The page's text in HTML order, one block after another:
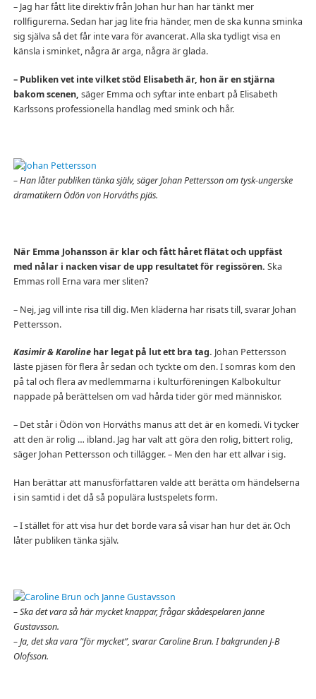
– Jag har fått lite direktiv från Johan hur han har tänkt mer
rollfigurerna. Sedan har jag lite fria händer, men de ska kunna sminka
sig själva så det får inte vara för avancerat. Alla ska tydligt visa en
känsla i sminket, några är arga, några är glada.
– Publiken vet inte vilket stöd Elisabeth är, hon är en stjärna
bakom scenen, säger Emma och syftar inte enbart på Elisabeth
Karlssons professionella handlag med smink och hår.
– Han låter publiken tänka själv, säger Johan Pettersson om tysk-ungerske
dramatikern Ödön von Horváths pjäs.
När Emma Johansson är klar och fått håret flätat och uppfäst
med nålar i nacken visar de upp resultatet för regissören. Ska
Emmas roll Erna vara mer sliten?
– Nej, jag vill inte risa till dig. Men kläderna har risats till, svarar Johan
Pettersson.
Kasimir & Karolinehar legat på lut ett bra tag. Johan Pettersson
läste pjäsen för flera år sedan och tyckte om den. I somras kom den
på tal och flera av medlemmarna i kulturföreningen Kalbokultur
nappade på berättelsen om vad hårda tider gör med människor.
– Det står i Ödön von Horváths manus att det är en komedi. Vi tycker
att den är rolig … ibland. Jag har valt att göra den rolig, bittert rolig,
säger Johan Pettersson och tillägger. – Men den har ett allvar i sig.
Han berättar att manusförfattaren valde att berätta om händelserna
i sin samtid i det då så populära lustspelets form.
– I stället för att visa hur det borde vara så visar han hur det är. Och
låter publiken tänka själv.
– Ska det vara så här mycket knappar, frågar skådespelaren Janne
Gustavsson.
– Ja, det ska vara ”för mycket”, svarar Caroline Brun. I bakgrunden J-B
Olofsson.